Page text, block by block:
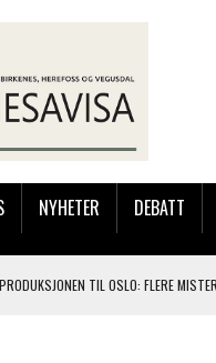
NYHETER DEBATT
TIL OSLO: FLERE